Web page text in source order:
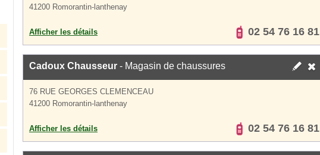
41200 Romorantin-lanthenay
Afficher les détails 02 54 76 16 81
Cadoux Chausseur - Magasin de chaussures
76 RUE GEORGES CLEMENCEAU
41200 Romorantin-lanthenay
Afficher les détails 02 54 76 16 81